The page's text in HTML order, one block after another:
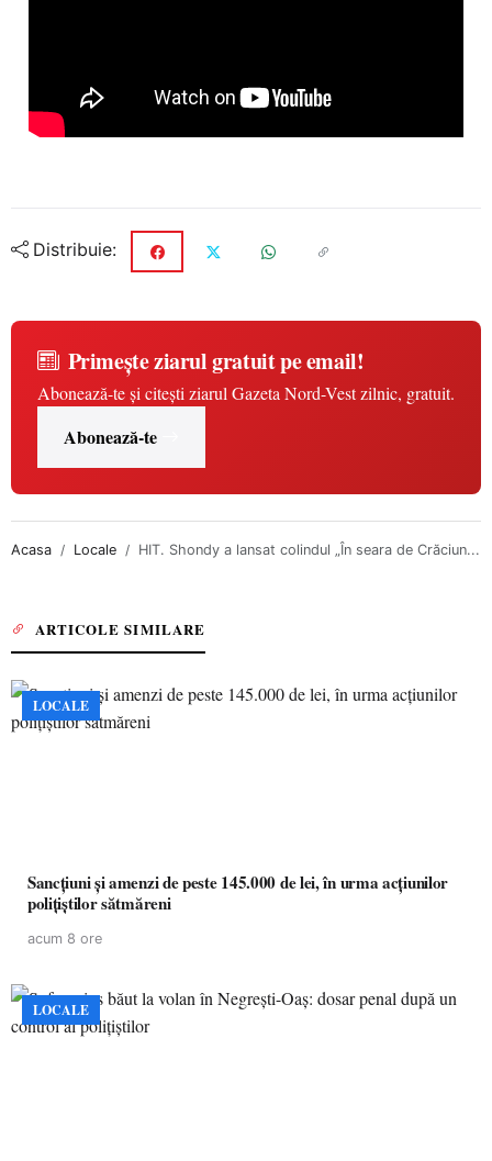
Distribuie:
Primește ziarul gratuit pe email!
Abonează-te și citești ziarul Gazeta Nord-Vest zilnic, gratuit.
Abonează-te
Acasa Locale HIT. Shondy a lansat colindul „În seara de Crăciun...
ARTICOLE SIMILARE
LOCALE
Sancțiuni și amenzi de peste 145.000 de lei, în urma acțiunilor
polițiștilor sătmăreni
acum 8 ore
LOCALE